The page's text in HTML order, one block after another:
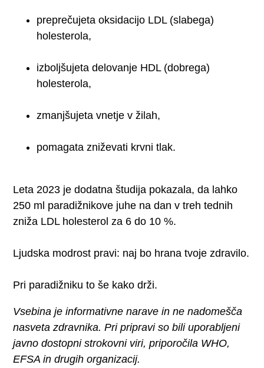
preprečujeta oksidacijo LDL (slabega)
holesterola,
izboljšujeta delovanje HDL (dobrega)
holesterola,
zmanjšujeta vnetje v žilah,
pomagata zniževati krvni tlak.
Leta 2023 je dodatna študija pokazala, da lahko
250 ml paradižnikove juhe na dan v treh tednih
zniža LDL holesterol za 6 do 10 %.
Ljudska modrost pravi: naj bo hrana tvoje zdravilo.
Pri paradižniku to še kako drži.
Vsebina je informativne narave in ne nadomešča
nasveta zdravnika. Pri pripravi so bili uporabljeni
javno dostopni strokovni viri, priporočila WHO,
EFSA in drugih organizacij.